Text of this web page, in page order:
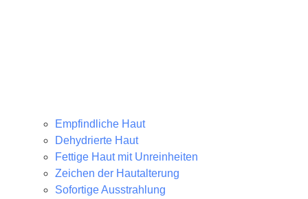
Empfindliche Haut
Dehydrierte Haut
Fettige Haut mit Unreinheiten
Zeichen der Hautalterung
Sofortige Ausstrahlung